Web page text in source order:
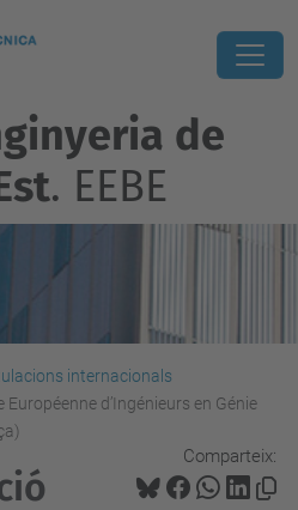
de
. EEBE
internacionals
d’Ingénieurs en Génie
Comparteix: